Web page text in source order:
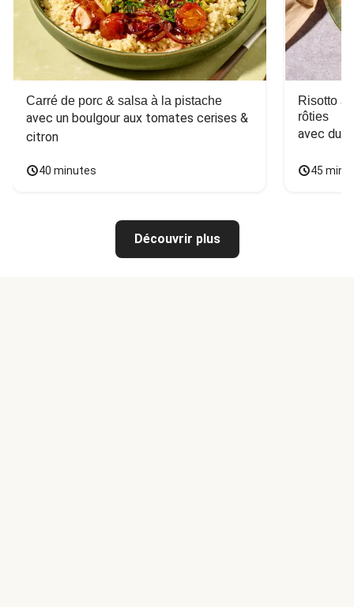
Carré de porc & salsa à la pistache
avec un boulgour aux tomates cerises &
citron
40 minutes
Risotto
rôties
avec du
45
Découvrir plus